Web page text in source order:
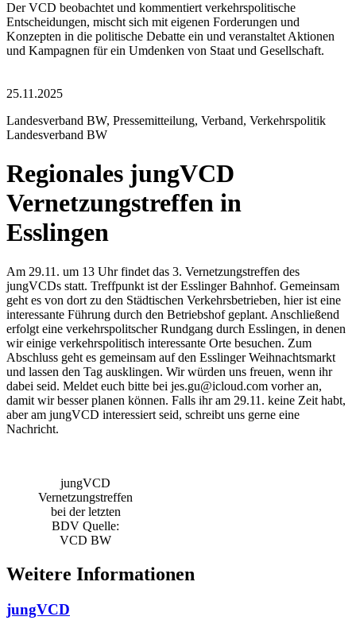
Der VCD beobachtet und kommentiert verkehrspolitische
Entscheidungen, mischt sich mit eigenen Forderungen und
Konzepten in die politische Debatte ein und veranstaltet Aktionen
und Kampagnen für ein Umdenken von Staat und Gesellschaft.
25.11.2025
Landesverband BW, Pressemitteilung, Verband, Verkehrspolitik
Landesverband BW
Regionales jungVCD
Vernetzungstreffen in
Esslingen
Am 29.11. um 13 Uhr findet das 3. Vernetzungstreffen des
jungVCDs statt. Treffpunkt ist der Esslinger Bahnhof. Gemeinsam
geht es von dort zu den Städtischen Verkehrsbetrieben, hier ist eine
interessante Führung durch den Betriebshof geplant. Anschließend
erfolgt eine verkehrspolitscher Rundgang durch Esslingen, in denen
wir einige verkehrspolitisch interessante Orte besuchen. Zum
Abschluss geht es gemeinsam auf den Esslinger Weihnachtsmarkt
und lassen den Tag ausklingen. Wir würden uns freuen, wenn ihr
dabei seid. Meldet euch bitte bei jes.gu@icloud.com vorher an,
damit wir besser planen können. Falls ihr am 29.11. keine Zeit habt,
aber am jungVCD interessiert seid, schreibt uns gerne eine
Nachricht.
jungVCD
Vernetzungstreffen
bei der letzten
BDV Quelle:
VCD BW
Weitere Informationen
jungVCD